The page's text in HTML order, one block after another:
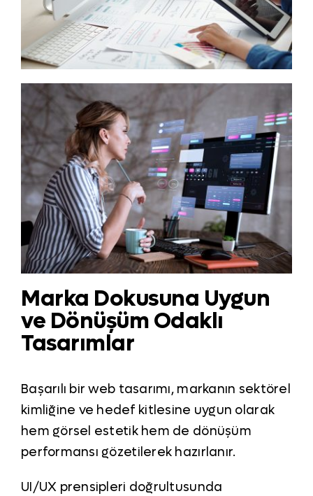
Marka Dokusuna Uygun
ve Dönüşüm Odaklı
Tasarımlar
Başarılı bir web tasarımı, markanın sektörel
kimliğine ve hedef kitlesine uygun olarak
hem görsel estetik hem de dönüşüm
performansı gözetilerek hazırlanır.
UI/UX prensipleri doğrultusunda